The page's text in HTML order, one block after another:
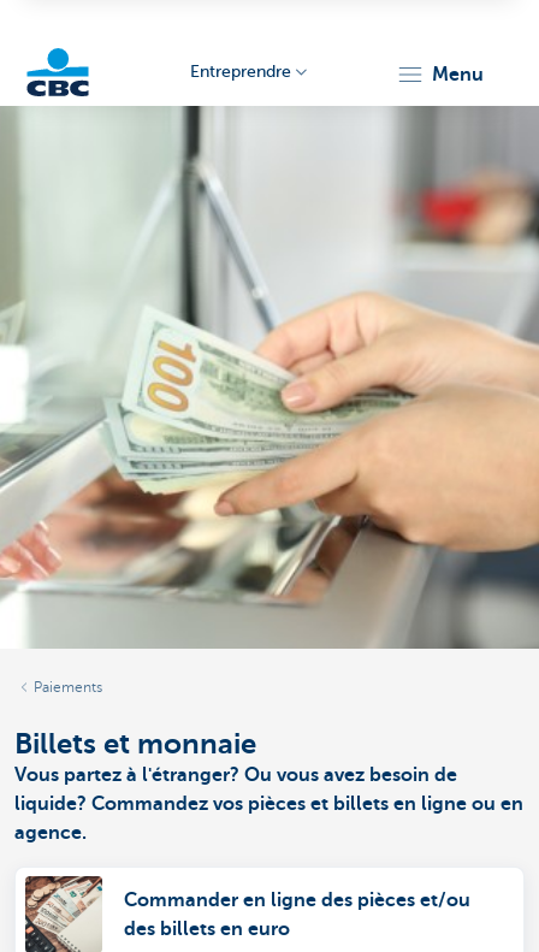
Entrepreneurs
Entreprendre menu
Paiements
Billets et monnaie
Vous partez à l'étranger? Ou vous avez besoin de
liquide? Commandez vos pièces et billets en ligne ou en
agence.
Commander en ligne des pièces et/ou
des billets en euro